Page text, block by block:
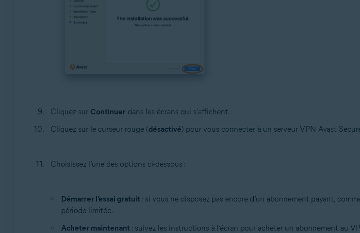
Cliquez sur Continuer dans les écrans qui s'affichent.
Cliquez sur le curseur rouge (désactivé) pour vous connecter à un serveur VPN Avast
Choisissez l’une des options ci-dessous :
Démarrer l’essai gratuit : si vous ne disposez pas encore d’un abonnement payant,
période limitée.
Acheter maintenant : suivez les instructions à l’écran pour acheter un abonnement au